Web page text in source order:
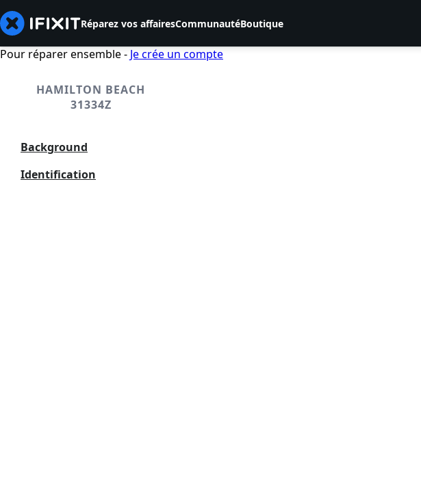
Réparez vos affairesCommunautéBoutique
Pour réparer ensemble - Je crée un compte
HAMILTON BEACH
31334Z
Background
Identification